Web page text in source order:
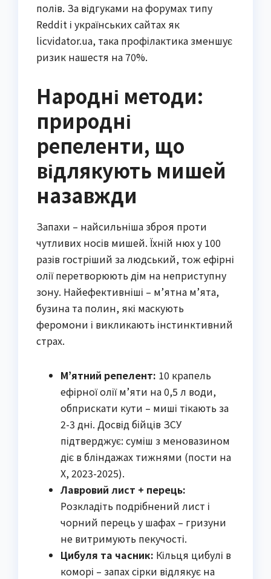
полів. За відгуками на форумах типу
Reddit і українських сайтах як
licvidator.ua, така профілактика зменшує
ризик нашестя на 70%.
Народні методи:
природні
репеленти, що
відлякують мишей
назавжди
Запахи – найсильніша зброя проти
чутливих носів мишей. Їхній нюх у 100
разів гостріший за людський, тож ефірні
олії перетворюють дім на неприступну
зону. Найефективніші – м’ятна м’ята,
бузина та полин, які маскують
феромони і викликають інстинктивний
страх.
М’ятний репелент: 10 крапель
ефірної олії м’яти на 0,5 л води,
обприскати кути – миші тікають за
2-3 дні. Досвід бійців ЗСУ
підтверджує: суміш з меновазином
діє в бліндажах тижнями (пости на
X, 2023-2025).
Лавровий лист + перець:
Розкладіть подрібнений лист і
чорний перець у шафах – гризуни
не витримують пекучості.
Цибуля та часник: Кільця цибулі в
коморі – запах сірки відлякує на